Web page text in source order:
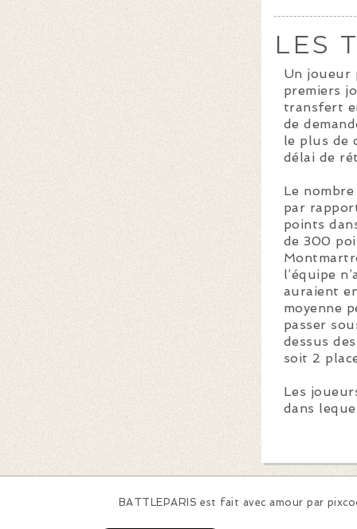
LES
Un joueur
premiers
transfert
de
le plus de
délai de
Le
par
points
de 300
l’équipe
auraient
moyenne
passer
dessus
soit 2
Les
dans
BATTLEPARIS est fait avec amour par